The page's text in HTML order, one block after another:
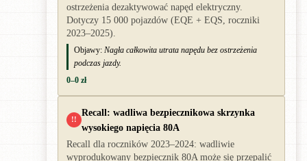
ostrzeżenia dezaktywować napęd elektryczny.
Dotyczy 15 000 pojazdów (EQE + EQS, roczniki
2023–2025).
Objawy: Nagła całkowita utrata napędu bez ostrzeżenia
podczas jazdy.
0–0 zł
!!
Recall: wadliwa bezpiecznikowa skrzynka
wysokiego napięcia 80A
Recall dla roczników 2023–2024: wadliwie
wyprodukowany bezpiecznik 80A może się przepalić